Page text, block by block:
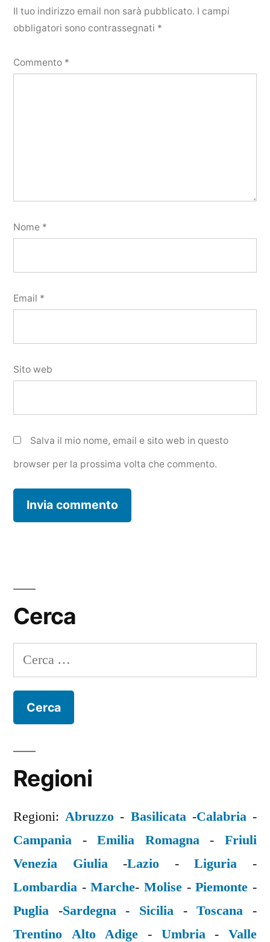
Il tuo indirizzo email non sarà pubblicato. I campi
obbligatori sono contrassegnati *
Commento *
Nome *
Email *
Sito web
Salva il mio nome, email e sito web in questo
browser per la prossima volta che commento.
Cerca
Ricerca
per:
Regioni
Regioni:Abruzzo - Basilicata-Calabria-
Campania -Emilia Romagna-Friuli
Venezia Giulia-Lazio -Liguria -
Lombardia -Marche-Molise -Piemonte -
Puglia -Sardegna- Sicilia -Toscana -
Trentino Alto Adige - Umbria-Valle